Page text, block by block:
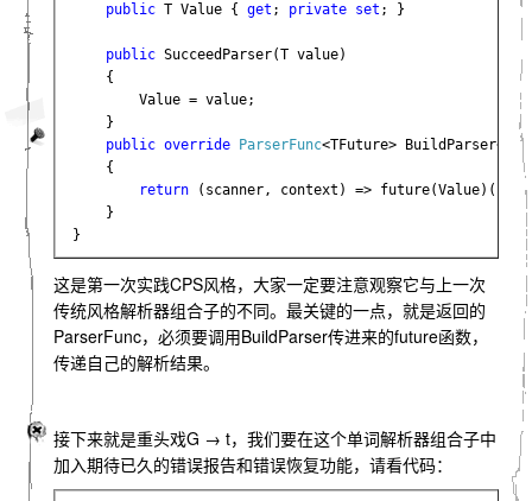
public T Value { get ; private set ; }
public SucceedParser(T value)
    {
        Value = value;
    }
public override
ParserFunc<TFuture>
    {
return
(scanner, context) =>
    }
}
这是第一次实践CPS风格，大家一定要注意观察它与上一次
传统风格解析器组合子的不同。最关键的一点，就是返回的
ParserFunc，必须要调用BuildParser传进来的future函数，
传递自己的解析结果。
接下来就是重头戏G → t，我们要在这个单词解析器组合子中
加入期待已久的错误报告和错误恢复功能，请看代码：